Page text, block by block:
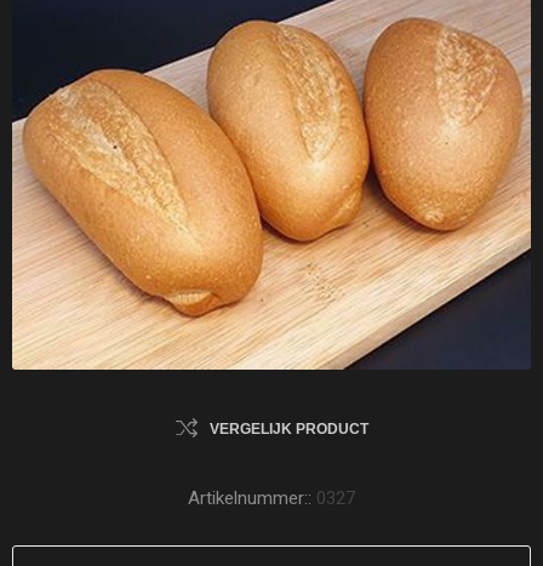
VERGELIJK PRODUCT
Artikelnummer:: 0327